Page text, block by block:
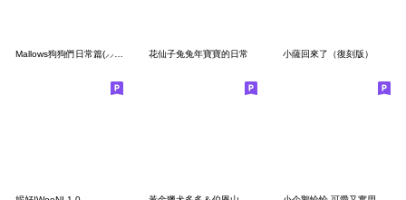
花仙子兔兔年寶寶的日常 小薩回來了（復刻版）